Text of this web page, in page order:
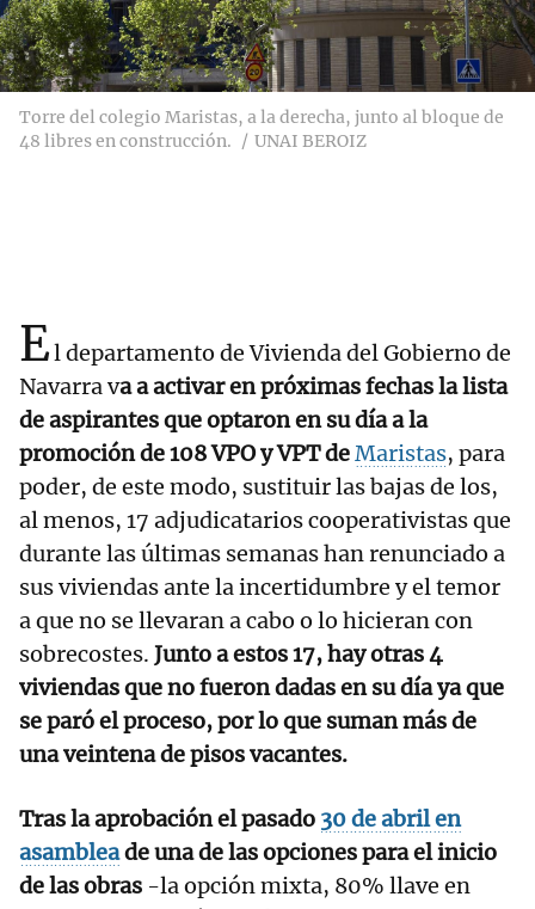
Torre del colegio Maristas, a la derecha, junto al bloque de
48 libres en construcción.
UNAI BEROIZ
El departamento de Vivienda del Gobierno de
Navarra va a activar en próximas fechas la lista
de aspirantes que optaron en su día a la
promoción de 108 VPO y VPT deMaristas, para
poder, de este modo, sustituir las bajas de los,
al menos, 17 adjudicatarios cooperativistas que
durante las últimas semanas han renunciado a
sus viviendas ante la incertidumbre y el temor
a que no se llevaran a cabo o lo hicieran con
sobrecostes. Junto a estos 17, hay otras 4
viviendas que no fueron dadas en su día ya que
se paró el proceso, por lo que suman más de
una veintena de pisos vacantes.
Tras la aprobación el pasado 30 de abril en
asambleade una de las opciones para el inicio
de las obras -la opción mixta, 80% llave en